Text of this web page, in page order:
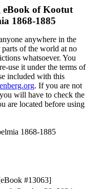
eBook ofKootut
1868-1885
anywhere in the
parts of the world at no
whatsoever. You
use it under the terms of
included with this
. If you are not
will have to check the
are located before using
1868-1885
#13063]